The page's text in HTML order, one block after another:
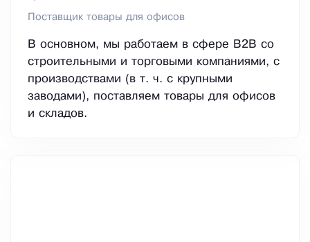
Поставщик товары для офисов
В основном, мы работаем в сфере В2В со
строительными и торговыми компаниями, с
производствами (в т. ч. с крупными
заводами), поставляем товары для офисов
и складов.